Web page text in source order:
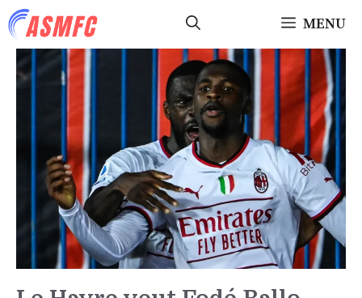
Aller
au
contenu
MENU